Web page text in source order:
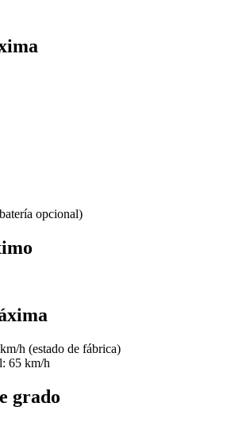
opcional)
h (estado de fábrica)
65 km/h
grado